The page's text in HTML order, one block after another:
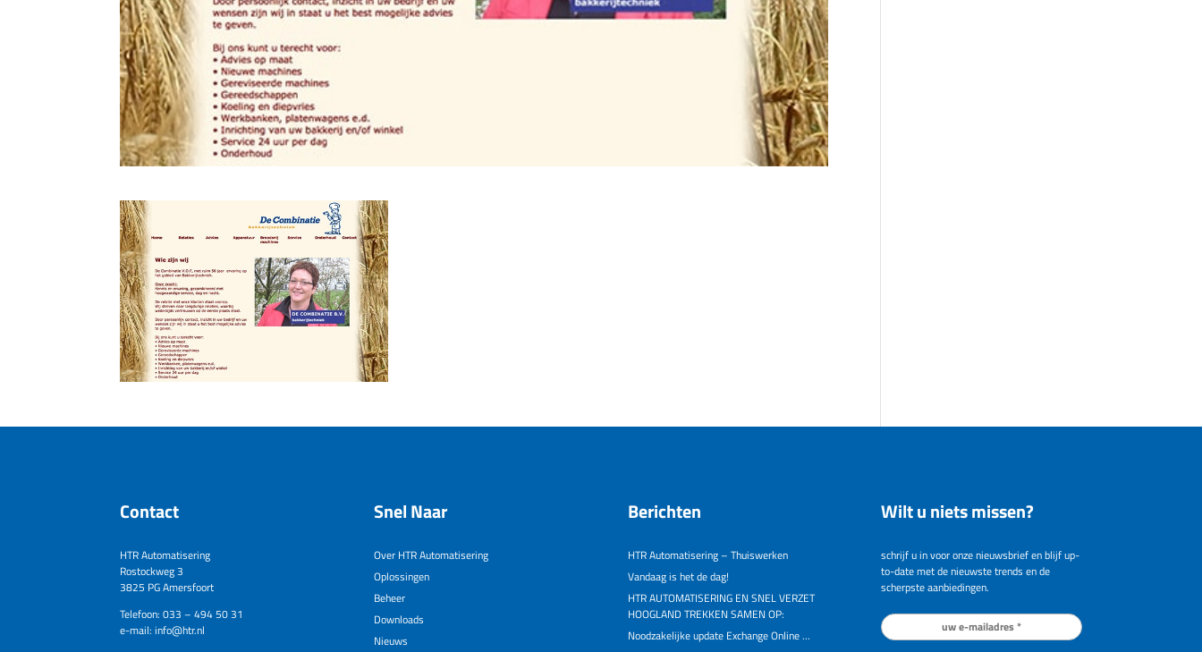
Contact
HTR Automatisering
Rostockweg 3
3825 PG Amersfoort
Telefoon: 033 – 494 50 31
e-mail: info@htr.nl
Snel Naar
Over HTR Automatisering
Oplossingen
Beheer
Downloads
Nieuws
Berichten
HTR Automatisering – Thuiswerken
Vandaag is het de dag!
HTR AUTOMATISERING EN SNEL VERZET
HOOGLAND TREKKEN SAMEN OP:
Noodzakelijke update Exchange Online …
Wilt u niets missen?
schrijf u in voor onze nieuwsbrief en blijf up-
to-date met de nieuwste trends en de
scherpste aanbiedingen.